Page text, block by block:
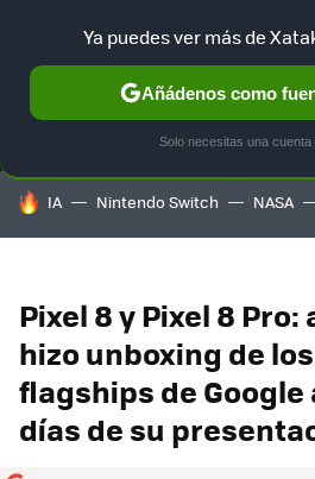
MENÚ
GAMING HOME
HOY SE HABLA DE
IA Nintendo Switch NASA
Pixel 8 y Pixel 8
hizo unboxing de
flagships de Google
días de su
Ya puedes ver más de
Añádenos como
Solo necesitas una cuenta